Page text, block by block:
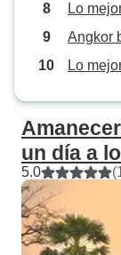
Lo
Angkor
Lo
un día a
5.0